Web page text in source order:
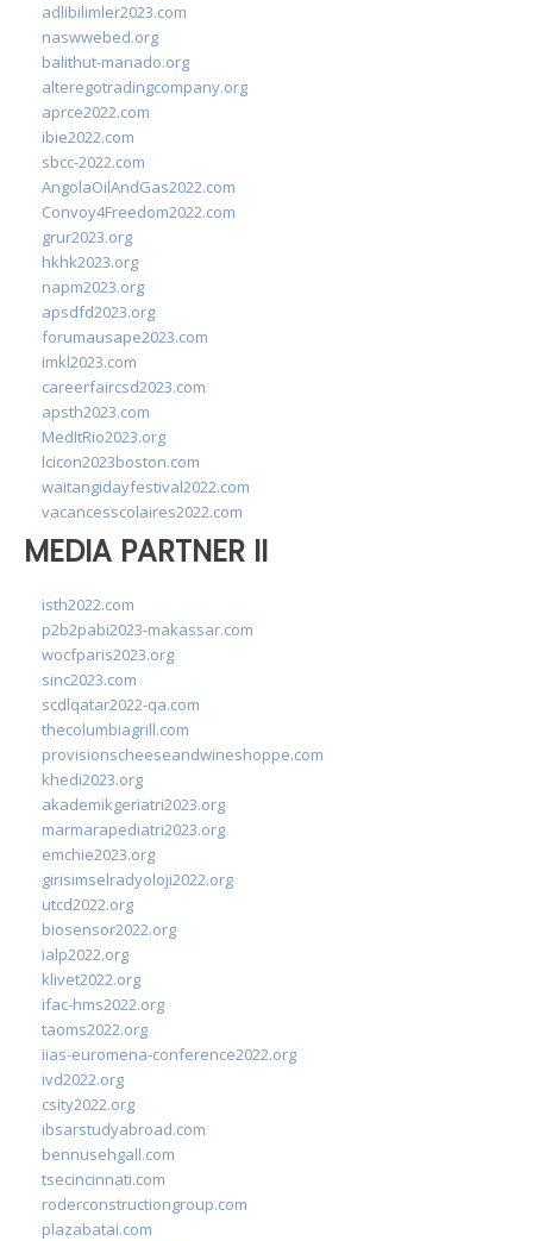
adlibilimler2023.com
naswwebed.org
balithut-manado.org
alteregotradingcompany.org
aprce2022.com
ibie2022.com
sbcc-2022.com
AngolaOilAndGas2022.com
Convoy4Freedom2022.com
grur2023.org
hkhk2023.org
napm2023.org
apsdfd2023.org
forumausape2023.com
imkl2023.com
careerfaircsd2023.com
apsth2023.com
MedItRio2023.org
lcicon2023boston.com
waitangidayfestival2022.com
vacancesscolaires2022.com
MEDIA PARTNER II
isth2022.com
p2b2pabi2023-makassar.com
wocfparis2023.org
sinc2023.com
scdlqatar2022-qa.com
thecolumbiagrill.com
provisionscheeseandwineshoppe.com
khedi2023.org
akademikgeriatri2023.org
marmarapediatri2023.org
emchie2023.org
girisimselradyoloji2022.org
utcd2022.org
biosensor2022.org
ialp2022.org
klivet2022.org
ifac-hms2022.org
taoms2022.org
iias-euromena-conference2022.org
ivd2022.org
csity2022.org
ibsarstudyabroad.com
bennusehgall.com
tsecincinnati.com
roderconstructiongroup.com
plazabatai.com